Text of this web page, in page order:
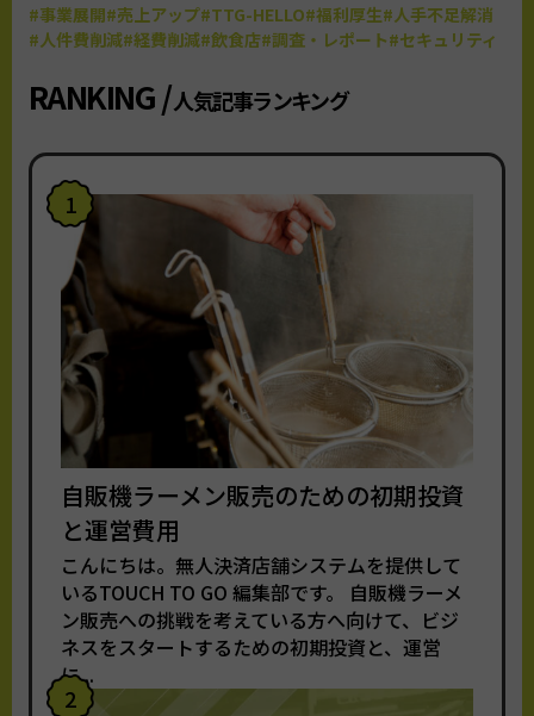
#事業展開#売上アップ#TTG-HELLO#福利厚生#人手不足解消
#人件費削減#経費削減#飲食店#調査・レポート#セキュリティ
RANKING /人気記事ランキング
1
自販機ラーメン販売のための初期投資
と運営費用
こんにちは。無人決済店舗システムを提供して
いるTOUCH TO GO 編集部です。 自販機ラーメ
ン販売への挑戦を考えている方へ向けて、ビジ
ネスをスタートするための初期投資と、運営
に...
2